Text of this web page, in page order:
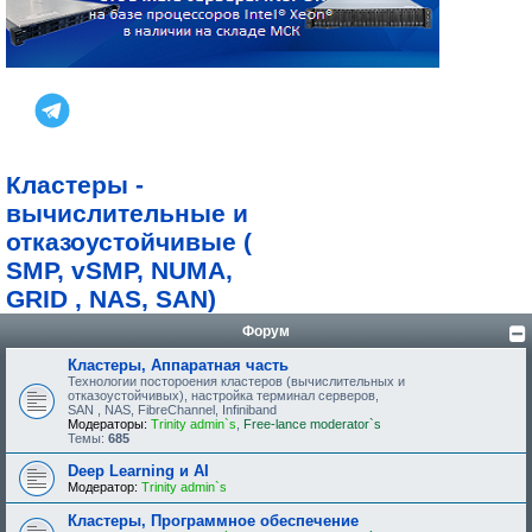
Кластеры -
вычислительные и
отказоустойчивые (
SMP, vSMP, NUMA,
GRID , NAS, SAN)
Форум
Кластеры, Аппаратная часть
Технологии постороения кластеров (вычислительных и
отказоустойчивых), настройка терминал серверов,
SAN , NAS, FibreChannel, Infiniband
Модераторы: Trinity admin`s
Free-lance moderator`s
Темы: 685
Deep Learning и AI
Модератор: Trinity admin`s
Кластеры, Программное обеспечение